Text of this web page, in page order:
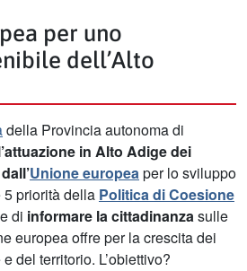
per uno
dell’Alto
della Provincia autonoma di
in Alto Adige dei
Unione europeaper lo sviluppo
5 priorità della Politica di Coesione
di informare la cittadinanzasulle
europea offre per la crescita dei
del territorio. L’obiettivo?